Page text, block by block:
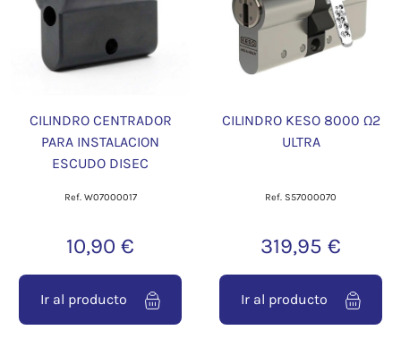
CILINDRO CENTRADOR
PARA INSTALACION
ESCUDO DISEC
Ref. W07000017
10,90 €
Ir al producto
CILINDRO KESO 8000 Ω2
ULTRA
Ref. S57000070
319,95 €
Ir al producto